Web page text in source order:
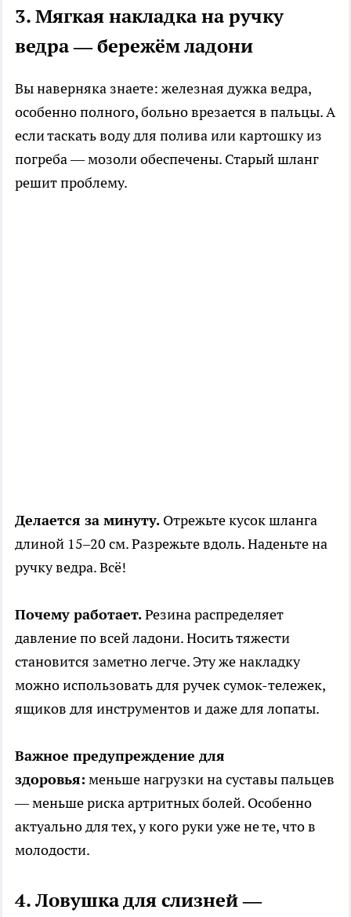
3. Мягкая накладка на ручку
ведра — бережём ладони
Вы наверняка знаете: железная дужка ведра,
особенно полного, больно врезается в пальцы. А
если таскать воду для полива или картошку из
погреба — мозоли обеспечены. Старый шланг
решит проблему.
Делается за минуту. Отрежьте кусок шланга
длиной 15–20 см. Разрежьте вдоль. Наденьте на
ручку ведра. Всё!
Почему работает.Резина распределяет
давление по всей ладони. Носить тяжести
становится заметно легче. Эту же накладку
можно использовать для ручек сумок-тележек,
ящиков для инструментов и даже для лопаты.
Важное предупреждение для
здоровья: меньше нагрузки на суставы пальцев
— меньше риска артритных болей. Особенно
актуально для тех, у кого руки уже не те, что в
молодости.
4. Ловушка для слизней —